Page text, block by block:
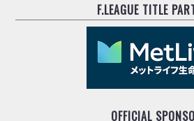
F.LEAGUE TITLE
OFFICIAL